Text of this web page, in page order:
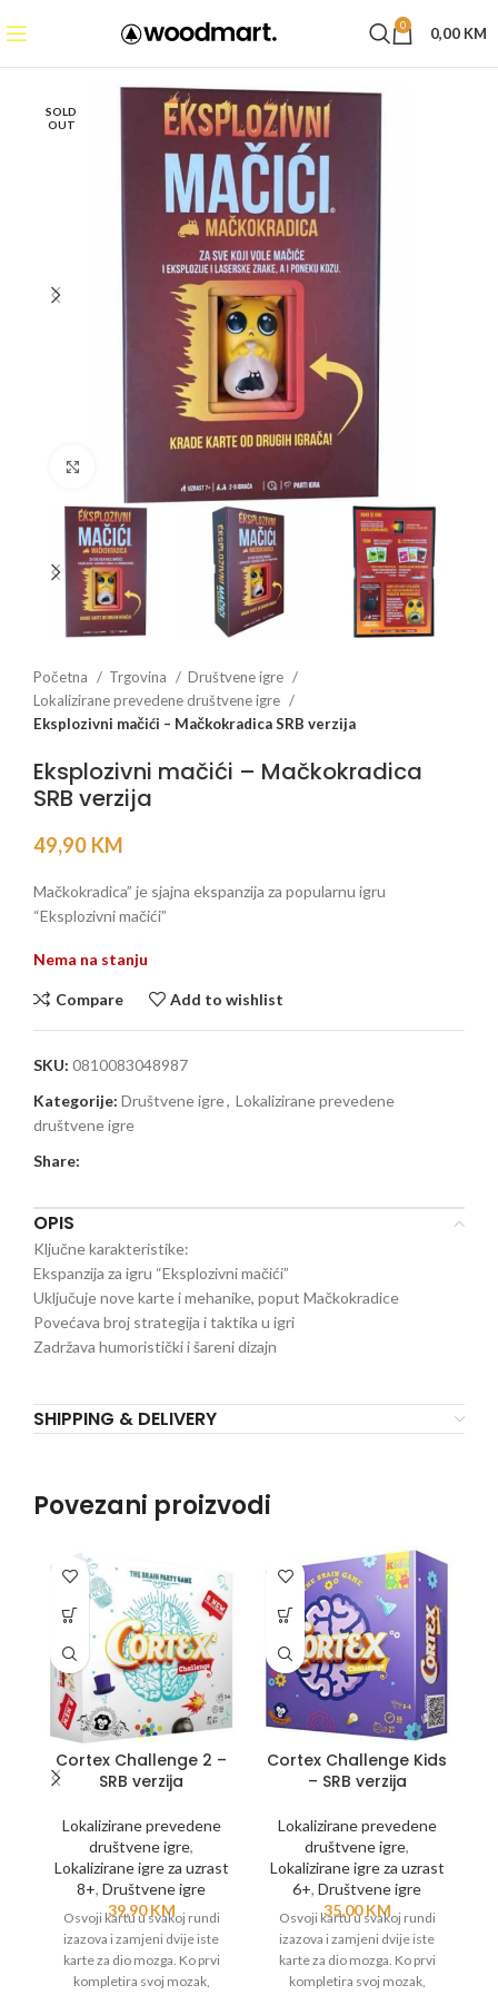
0 0,00 KM
SOLD
OUT
Početna Trgovina
Društvene igre
Lokalizirane prevedene društvene igre
Eksplozivni mačići – Mačkokradica SRB verzija
Eksplozivni mačići – Mačkokradica
SRB verzija
49,90 KM
Mačkokradica” je sjajna ekspanzija za popularnu igru
“Eksplozivni mačići”
Nema na stanju
Compare Add to wishlist
SKU: 0810083048987
Kategorije: Društvene igre, Lokalizirane prevedene
društvene igre
Share:
OPIS
Ključne karakteristike:
Ekspanzija za igru “Eksplozivni mačići”
Uključuje nove karte i mehanike, poput Mačkokradice
Povećava broj strategija i taktika u igri
Zadržava humoristički i šareni dizajn
SHIPPING & DELIVERY
Povezani proizvodi
Cortex Challenge 2 –
SRB verzija
Lokalizirane prevedene
društvene igre,
Lokalizirane igre za uzrast
8+, Društvene igre
39,90KM
Osvoji kartu u svakoj rundi
izazova i zamjeni dvije iste
karte za dio mozga. Ko prvi
kompletira svoj mozak,
Cortex Challenge Kids
– SRB verzija
Lokalizirane prevedene
društvene igre,
Lokalizirane igre za uzrast
6+, Društvene igre
35,00KM
Osvoji kartu u svakoj rundi
izazova i zamjeni dvije iste
karte za dio mozga. Ko prvi
kompletira svoj mozak,